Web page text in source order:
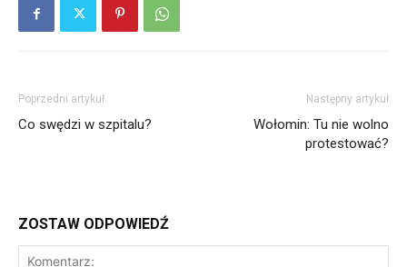
Poprzedni artykuł
Co swędzi w szpitalu?
Następny artykuł
Wołomin: Tu nie wolno
protestować?
ZOSTAW ODPOWIEDŹ